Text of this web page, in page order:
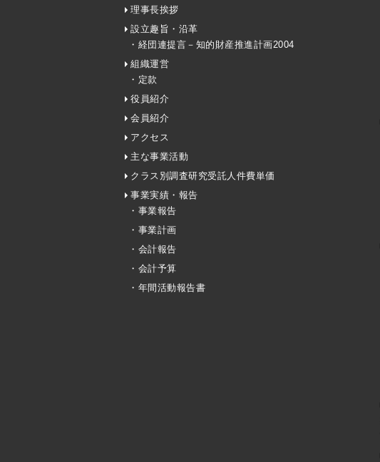
理事長挨拶
設立趣旨・沿革
・経団連提言－知的財産推進計画2004
組織運営
・定款
役員紹介
会員紹介
アクセス
主な事業活動
クラス別調査研究受託人件費単価
事業実績・報告
・事業報告
・事業計画
・会計報告
・会計予算
・年間活動報告書